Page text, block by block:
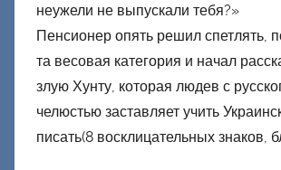
неужели не выпускали тебя?»
Пенсионер опять решил спетлять,
та весовая категория и начал
злую Хунту, которая людев с
челюстью заставляет учить
писать(8 восклицательных знаков,